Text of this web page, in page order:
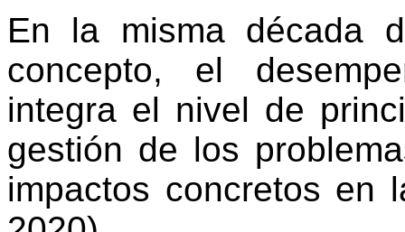
En la misma década
concepto, el
integra el nivel de
gestión de los
impactos concretos en